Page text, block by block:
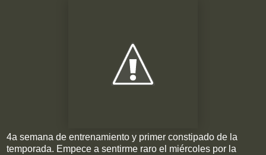
4a semana de entrenamiento y primer constipado de la
temporada. Empece a sentirme raro el miércoles por la